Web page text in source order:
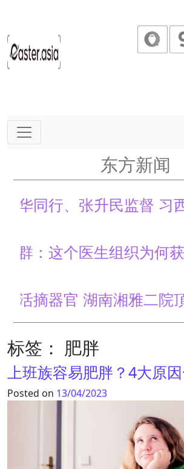
Main Navigation
东方新闻
同行、张升民监督 习西藏
：这个医生组织为何获诺
摘器官 湖南湘雅二院頂
标签： 肥胖
上班族容易肥胖？4大原
Posted on 13/04/2023